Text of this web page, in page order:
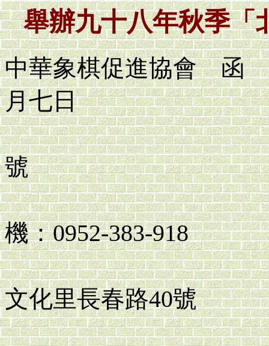
舉辦九十八年秋季「
中華象棋促進協會
月七日
中象協政
號
承辦人
機：0952-383-918
中壢辦
文化里長春路40號
TEL：